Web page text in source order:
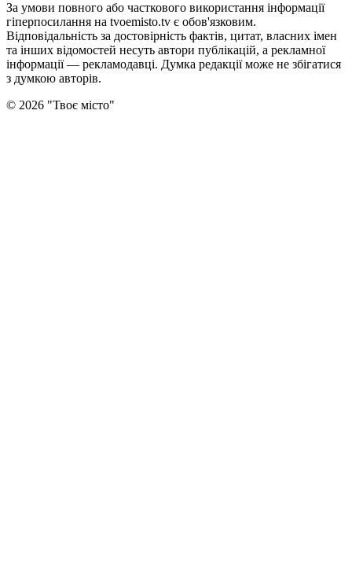
За умови повного або часткового використання iнформацiї
гіперпосилання на tvoemisto.tv є обов'язковим.
Відповідальність за достовірність фактів, цитат, власних імен
та інших відомостей несуть автори публікацій, а рекламної
інформації — рекламодавці. Думка редакцiї може не збiгатися
з думкою авторiв.
© 2026 "Твоє місто"